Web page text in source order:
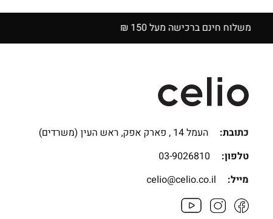
כתובת:
העמל 14 , פארק אפק, ראש העין (משרדים)
טלפון:
03-9026810
מייל:
celio@celio.co.il